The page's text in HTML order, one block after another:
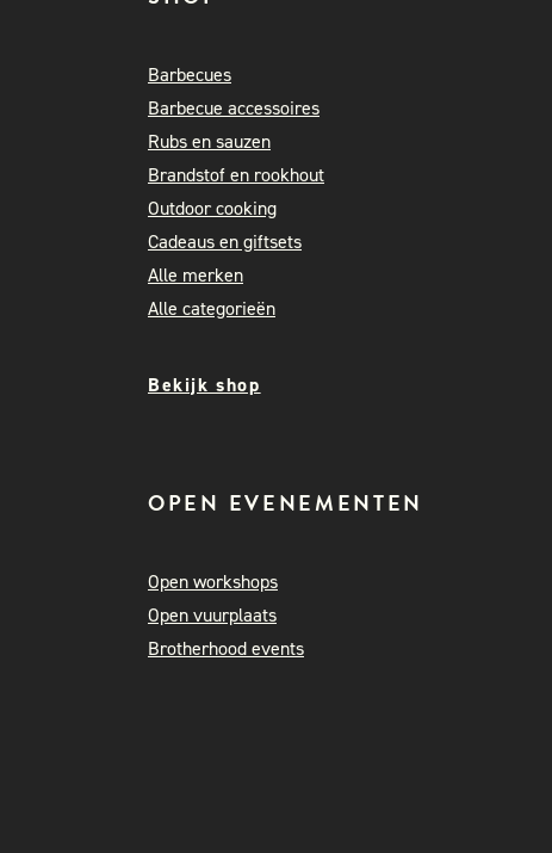
Barbecues
Barbecue accessoires
Rubs en sauzen
Brandstof en rookhout
Outdoor cooking
Cadeaus en giftsets
Alle merken
Alle categorieën
Bekijk shop
OPEN EVENEMENTEN
Open workshops
Open vuurplaats
Brotherhood events